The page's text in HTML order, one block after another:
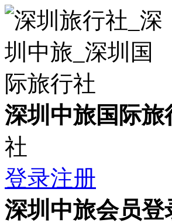
深圳中旅国际旅
社
登录注册
深圳中旅会员登